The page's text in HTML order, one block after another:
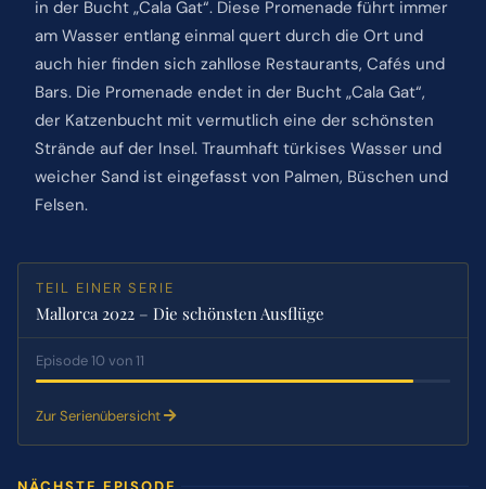
in der Bucht „Cala Gat“. Diese Promenade führt immer
am Wasser entlang einmal quert durch die Ort und
auch hier finden sich zahllose Restaurants, Cafés und
Bars. Die Promenade endet in der Bucht „Cala Gat“,
der Katzenbucht mit vermutlich eine der schönsten
Strände auf der Insel. Traumhaft türkises Wasser und
weicher Sand ist eingefasst von Palmen, Büschen und
Felsen.
TEIL EINER SERIE
Mallorca 2022 – Die schönsten Ausflüge
Episode 10 von 11
Zur Serienübersicht